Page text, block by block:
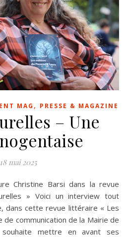
MAG , PRESSE & MAGAZINE
– Une
18 mai 2025
» Voici un interview tout
dans cette revue littéraire « Les
de communication de la Mairie de
souhaite mettre en avant ses